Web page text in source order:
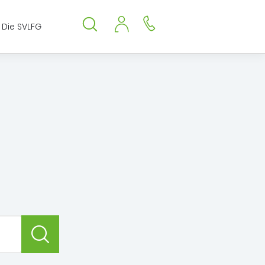
Die SVLFG Suche öffnen
Suche schließen